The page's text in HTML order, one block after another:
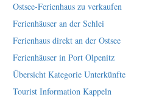
Ostsee-Ferienhaus zu verkaufen
Ferienhäuser an der Schlei
Ferienhaus direkt an der Ostsee
Ferienhäuser in Port Olpenitz
Übersicht Kategorie Unterkünfte
Tourist Information Kappeln